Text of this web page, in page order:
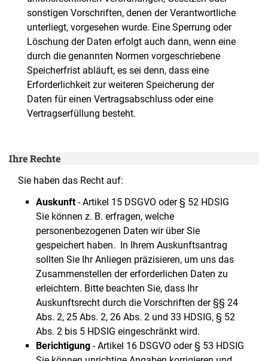
sonstigen Vorschriften, denen der Verantwortliche
unterliegt, vorgesehen wurde. Eine Sperrung oder
Löschung der Daten erfolgt auch dann, wenn eine
durch die genannten Normen vorgeschriebene
Speicherfrist abläuft, es sei denn, dass eine
Erforderlichkeit zur weiteren Speicherung der
Daten für einen Vertragsabschluss oder eine
Vertragserfüllung besteht.
Ihre Rechte
Sie haben das Recht auf:
Auskunft- Artikel 15 DSGVO oder § 52 HDSIG
Sie können z. B. erfragen, welche
personenbezogenen Daten wir über Sie
gespeichert haben. In Ihrem Auskunftsantrag
sollten Sie Ihr Anliegen präzisieren, um uns das
Zusammenstellen der erforderlichen Daten zu
erleichtern. Bitte beachten Sie, dass Ihr
Auskunftsrecht durch die Vorschriften der §§ 24
Abs. 2, 25 Abs. 2, 26 Abs. 2 und 33 HDSIG, § 52
Abs. 2 bis 5 HDSIG eingeschränkt wird.
Berichtigung - Artikel 16 DSGVO oder § 53 HDSIG